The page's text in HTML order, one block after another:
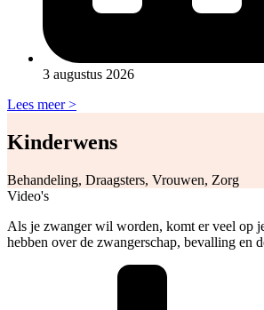
3 augustus 2026
Lees meer >
Kinderwens
Behandeling, Draagsters, Vrouwen, Zorg
Video's
Als je zwanger wil worden, komt er veel op
hebben over de zwangerschap, bevalling en